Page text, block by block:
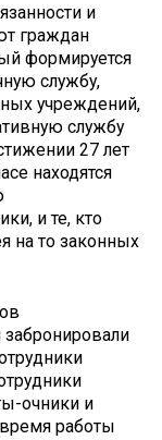
и
граждан
формируется
службу,
учреждений,
службу
27 лет
находятся
и те, кто
на то законных
очники и
работы